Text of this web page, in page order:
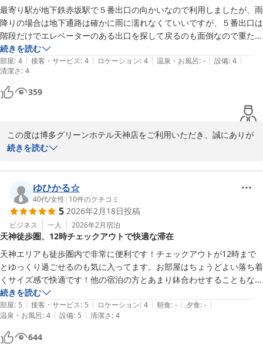
ランドリーの利用状況表示につきましても、お役に立てたようで安
心いたしました。長期でご滞在のお客様にも快適にお過ごしいただ
けるよう、今後もサービス向上に努めてまいります。
「次回も利用したい」とのお言葉を励みに、より一層ご満足いただ
けるホテルを目指してまいります。
またのご来館をスタッフ一同、心よりお待ち申し上げております。
博多グリーンホテル天神
最寄り駅が地下鉄赤坂駅で５番出口の向かいなので利用しましたが、雨
降りの場合は地下通路は確かに雨に濡れなくていいですが、５番出口は
階段だけでエレベーターのある出口を探して戻るのも面倒なので重たい
スーツケースを抱えて階段を上がったら腰が痛くなりました。５番出口
とエレベーターのある出口両方の案内が必須だと感じました。チェック
インが１３時チェックアウトが１２時はゆっくりできて良かったです。
あと浴槽に関してですがお湯をためて入ったらぬるっとしてて、多分お
掃除をシャワーだけで済ませてるのかなっと思いました。気分が台無し
続きを読む
部屋: 4 | 接客・サービス: 4 | ロケーション: 4 | 温泉・お風呂: - | 設備: 4 |
清潔さ: 4
359
この度は博多グリーンホテル天神店をご利用いただき、誠にありが
とうございます。
より御礼申し上げます。
赤坂駅出口のご案内につきまして、配慮が行き届かず、ご不便をお
かけしましたことを心よりお詫び申し上げます。
お荷物をお持ちのお客様への導線や、エレベーターのある出口のご
案内が不十分であったと深く反省しております。
今後はエレベーターのある出口を含めた、より分かりやすいご案内
の充実に努めてまいります。
また、浴槽の清掃不備によりご不快な思いをおかけしましたこと、
重ねてお詫び申し上げます。
本来であれば快適にお過ごしいただくべきところ、このようなご指
摘を頂戴する結果となり、大変心苦しく存じます。
清掃手順および点検体制を見直し、再発防止に努めてまいります。
続きを読む
ゆひかる☆
40代/女性 | 10件のクチコミ
5 2026年2月18日投稿
ビジネス 一人 2026年2月宿泊
天神徒歩圏、12時チェックアウトで快適な滞在
天神エリアも徒歩圏内で非常に便利です！チェックアウトが12時まで
とゆっくり過ごせるのも気に入ってます。お部屋はちょうどよい落ち着
くサイズ感で快適です！他の宿泊の方とあまり鉢合わせすることもなく
エレベーターも待たずにすぐ乗れることが多く、ストレスがないです。
朝食付きも嬉しいです。また何度も利用したいです！ありがとうござい
ました。
続きを読む
部屋: 5 | 接客・サービス: 5 | ロケーション: 4 | 朝食: - | 夕食: - |
温泉・お風呂: 4 | 設備: 5 | 清潔さ: 4
644